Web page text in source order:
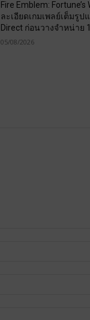
Fire Emblem: Fortune’s
ละเอียดเกมเพลย์เต็มรูป
Direct ก่อนวางจำหน่าย
05/08/2026